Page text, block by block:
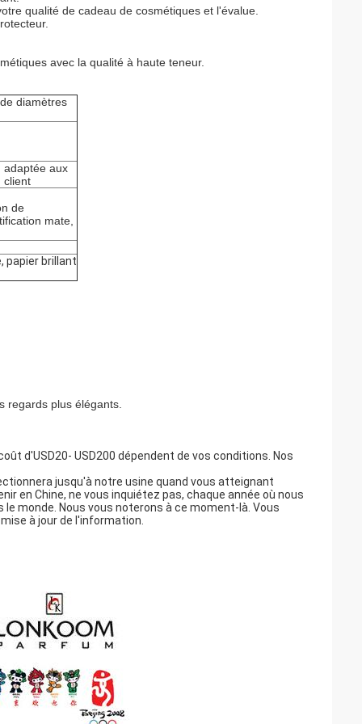
qualité de cadeau de cosmétiques et l'évalue.
avec la qualité à haute teneur.
diamètres
adaptée aux
client
de
mate,
papier brillant
regards plus élégants.
d'USD20- USD200 dépendent de vos conditions. Nos
jusqu'à notre usine quand vous atteignant
en Chine, ne vous inquiétez pas, chaque année où nous
monde. Nous vous noterons à ce moment-là. Vous
à jour de l'information.